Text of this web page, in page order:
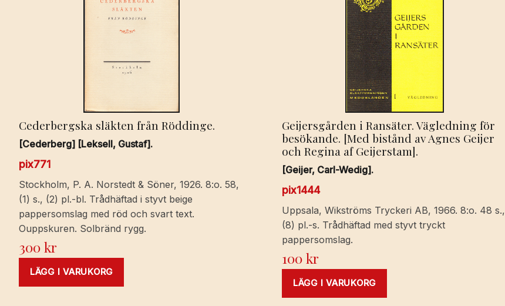
Cederbergska släkten från Röddinge.
[Cederberg] [Leksell, Gustaf].
pix771
Stockholm, P. A. Norstedt & Söner, 1926. 8:o. 58,
(1) s., (2) pl.-bl. Trådhäftad i styvt beige
pappersomslag med röd och svart text.
Ouppskuren. Solbränd rygg.
300kr
LÄGG I VARUKORG
Geijersgården i Ransäter. Vägledning för
besökande. [Med bistånd av Agnes Geijer
och Regina af Geijerstam].
[Geijer, Carl-Wedig].
pix1444
Uppsala, Wikströms Tryckeri AB, 1966. 8:o. 48 s.,
(8) pl.-s. Trådhäftad med styvt tryckt
pappersomslag.
100kr
LÄGG I VARUKORG